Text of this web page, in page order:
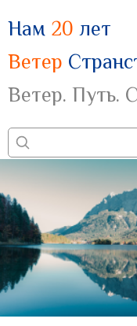
Нам 20 лет
Ветер
Ветер. Путь.